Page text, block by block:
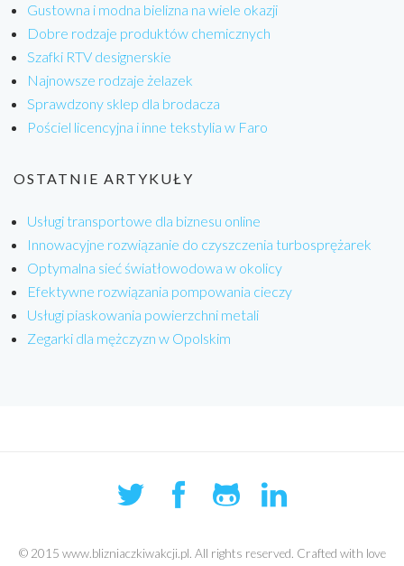
Gustowna i modna bielizna na wiele okazji
Dobre rodzaje produktów chemicznych
Szafki RTV designerskie
Najnowsze rodzaje żelazek
Sprawdzony sklep dla brodacza
Pościel licencyjna i inne tekstylia w Faro
OSTATNIE ARTYKUŁY
Usługi transportowe dla biznesu online
Innowacyjne rozwiązanie do czyszczenia turbosprężarek
Optymalna sieć światłowodowa w okolicy
Efektywne rozwiązania pompowania cieczy
Usługi piaskowania powierzchni metali
Zegarki dla mężczyzn w Opolskim
© 2015 www.blizniaczkiwakcji.pl. All rights reserved. Crafted with love